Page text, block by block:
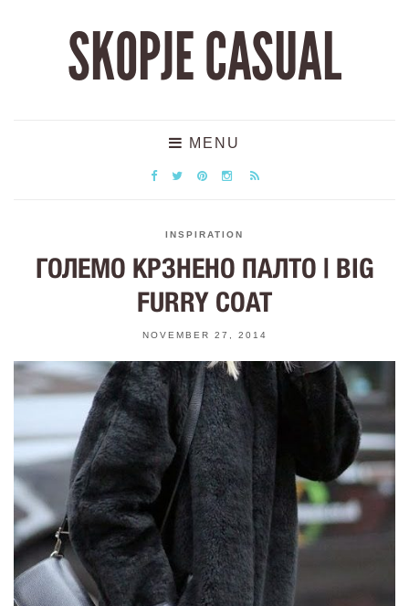
SKOPJE CASUAL
MENU
INSPIRATION
ГОЛЕМО КРЗНЕНО ПАЛТО | BIG
FURRY COAT
NOVEMBER 27, 2014